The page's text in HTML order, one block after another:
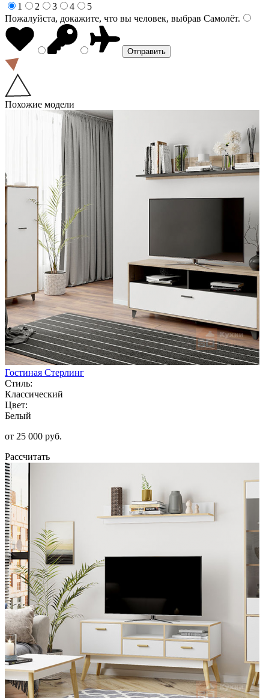
1
2 3 4
5
Пожалуйста, докажите, что вы человек, выбрав Самолёт.
Похожие модели
Гостиная Стерлинг
Стиль:
Классический
Цвет:
Белый
от 25 000 руб.
Рассчитать